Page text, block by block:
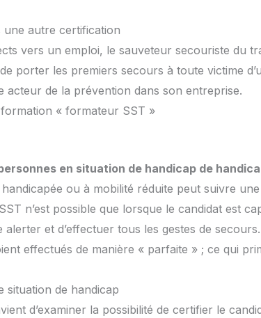
une autre certification
vers un emploi, le sauveteur secouriste du
porter les premiers secours à toute victime
acteur de la prévention dans son entreprise.
« formateur SST »
en situation de handicap de
ou à mobilité réduite peut suivre
n’est possible que lorsque le candidat est
alerter et d’effectuer tous les gestes de
effectués de manière « parfaite » ; ce qui
situation de handicap
d’examiner la possibilité de certifier le